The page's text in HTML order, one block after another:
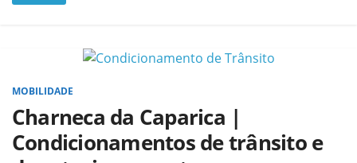
MOBILIDADE
Charneca da Caparica |
Condicionamentos de trânsito e